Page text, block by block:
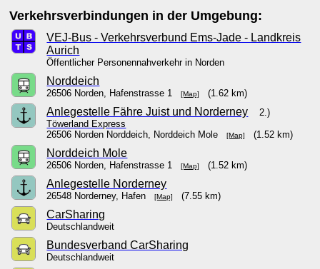
Verkehrsverbindungen in der Umgebung:
VEJ-Bus - Verkehrsverbund Ems-Jade - Landkreis
Aurich
Öffentlicher Personennahverkehr in Norden
Norddeich
26506 Norden, Hafenstrasse 1[Map] (1.62 km)
Anlegestelle Fähre Juist und Norderney
2.)
Töwerland Express
26506 Norden Norddeich, Norddeich Mole[Map] (1.52 km)
Norddeich Mole
26506 Norden, Hafenstrasse 1[Map] (1.52 km)
Anlegestelle Norderney
26548 Norderney, Hafen[Map] (7.55 km)
CarSharing
Deutschlandweit
Bundesverband CarSharing
Deutschlandweit